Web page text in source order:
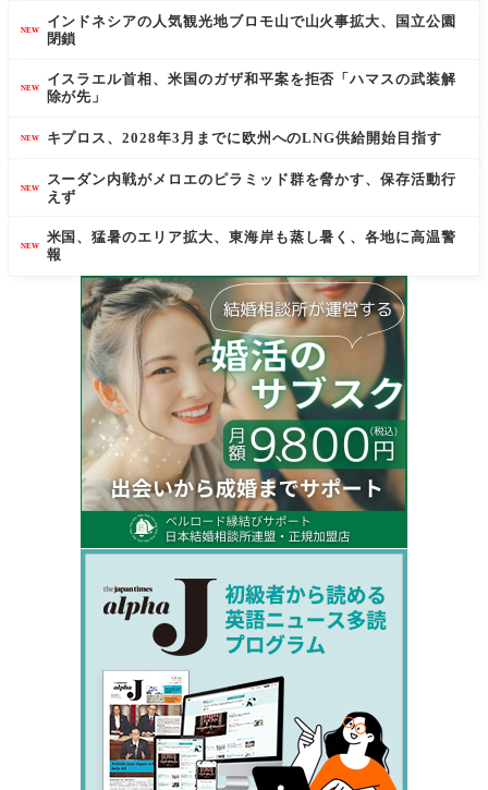
NEW
インドネシアの人気観光地ブロモ山で山火事拡大、国立公園
閉鎖
NEW
イスラエル首相、米国のガザ和平案を拒否「ハマスの武装解
除が先」
NEW キプロス、2028年3月までに欧州へのLNG供給開始目指す
NEW
スーダン内戦がメロエのピラミッド群を脅かす、保存活動行
えず
NEW
米国、猛暑のエリア拡大、東海岸も蒸し暑く、各地に高温警
報